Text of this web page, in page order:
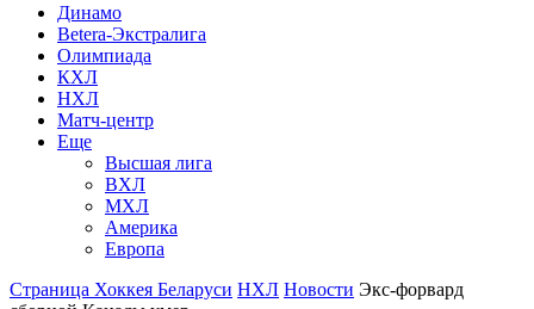
Динамо
Betera-Экстралига
Олимпиада
КХЛ
НХЛ
Матч-центр
Еще
Высшая лига
ВХЛ
МХЛ
Америка
Европа
Страница Хоккея Беларуси НХЛ Новости Экс-форвард